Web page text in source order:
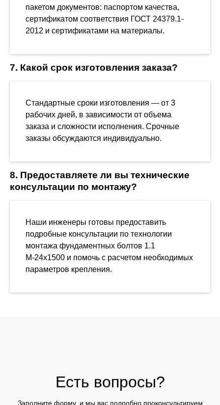
пакетом документов: паспортом качества,
сертификатом соответствия ГОСТ 24379.1-
2012 и сертификатами на материалы.
7. Какой срок изготовления заказа?
Стандартные сроки изготовления — от 3
рабочих дней, в зависимости от объема
заказа и сложности исполнения. Срочные
заказы обсуждаются индивидуально.
8. Предоставляете ли вы технические
консультации по монтажу?
Наши инженеры готовы предоставить
подробные консультации по технологии
монтажа фундаментных болтов 1.1
М-24х1500 и помочь с расчетом необходимых
параметров крепления.
Есть вопросы?
Заполните форму, и мы вас подробно проконсультируем